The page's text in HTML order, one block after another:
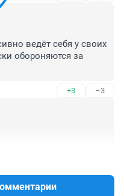
ведёт себя у своих
обороняются за
+3 –3